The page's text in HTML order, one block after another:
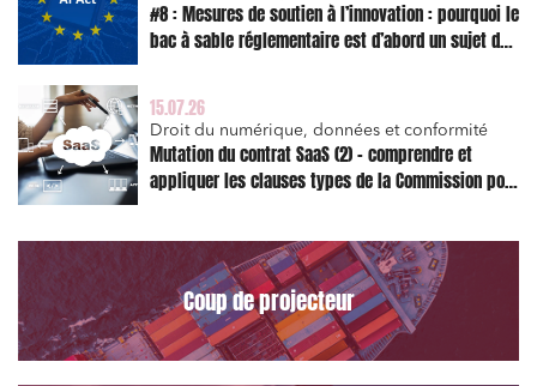
#8 : Mesures de soutien à l’innovation : pourquoi le
bac à sable réglementaire est d’abord un sujet de
15.07.26
Droit du numérique, données et conformité
Mutation du contrat SaaS (2) – comprendre et
appliquer les clauses types de la Commission pour
Coup de projecteur